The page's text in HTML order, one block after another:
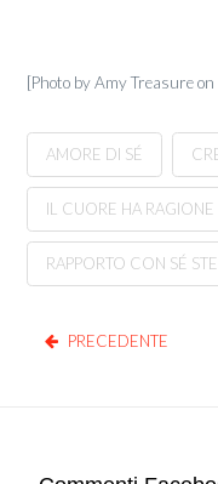
[Photo by Amy Treasure
AMORE DI SÉ
IL CUORE HA RAGIONE
RAPPORTO CON SÉ
PRECEDENTE